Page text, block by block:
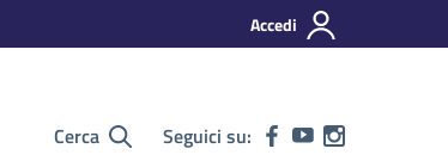
Accedi
Cerca Seguici su: